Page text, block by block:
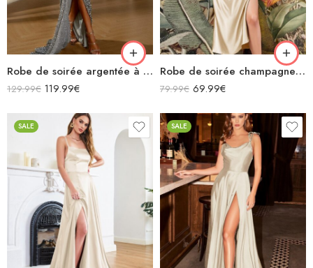
Robe de soirée argentée à paillettes asymétrique fendue avec traîne
129.99€ 119.99€
Robe de soirée champagne en satin col bénitier mi longue fendue à bretelles sans manches
79.99€ 69.99€
SALE SALE